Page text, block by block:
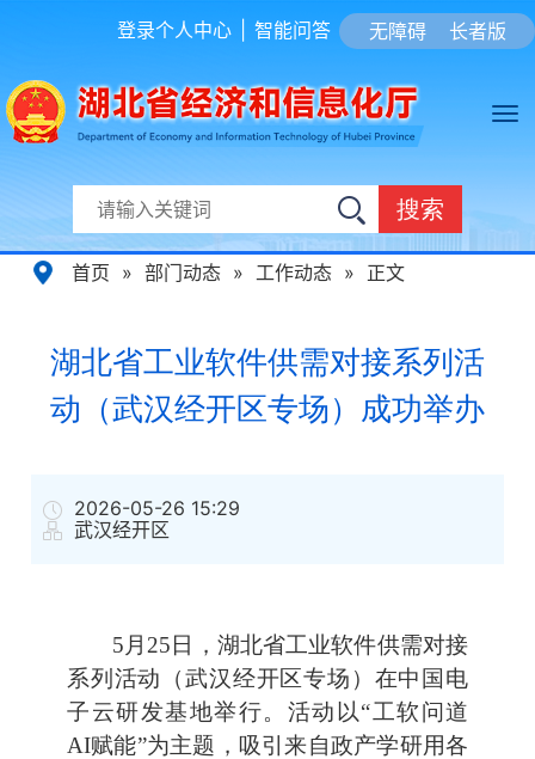
无障碍 长者版
登录个人中心 智能问答
搜索
首页 » 部门动态 » 工作动态 » 正文
湖北省工业软件供需对接系列活
动（武汉经开区专场）成功举办
2026-05-26 15:29
武汉经开区
5月25日，湖北省工业软件供需对接
系列活动（武汉经开区专场）在中国电
子云研发基地举行。活动以“工软问道
AI赋能”为主题，吸引来自政产学研用各